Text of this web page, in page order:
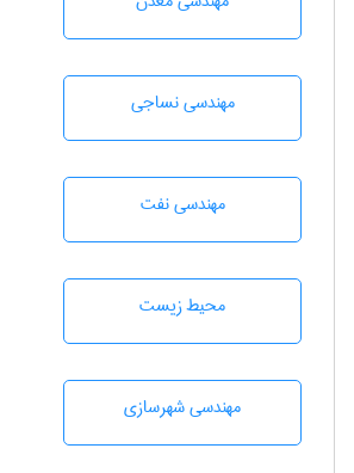
مهندسي نساجی
مهندسی نفت
محيط زيست
مهندسی شهرسازی